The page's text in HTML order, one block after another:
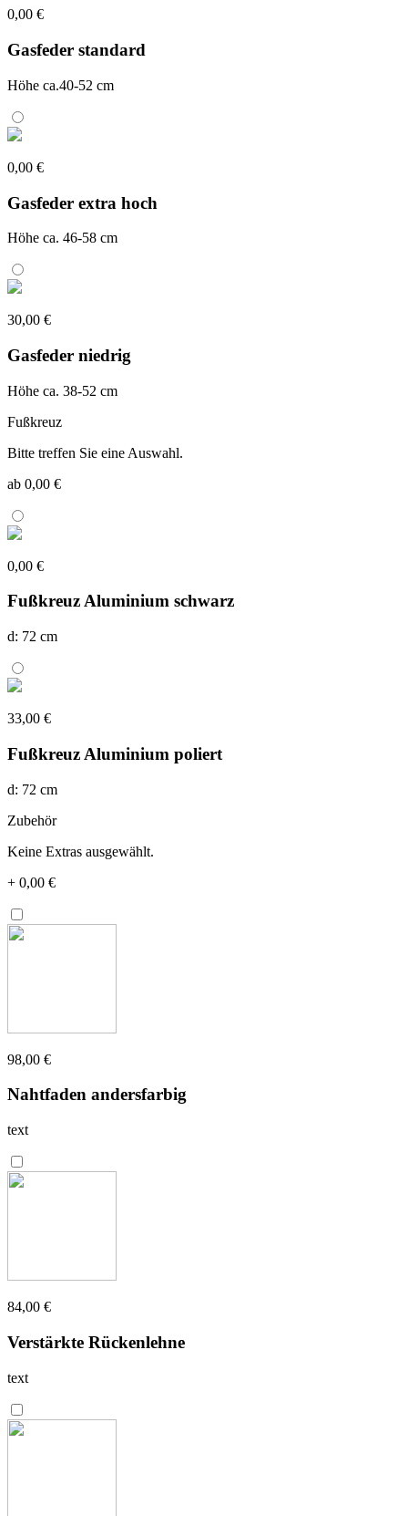
0,00 €
Gasfeder standard
Höhe ca.40-52 cm
0,00 €
Gasfeder extra hoch
Höhe ca. 46-58 cm
30,00 €
Gasfeder niedrig
Höhe ca. 38-52 cm
Fußkreuz
Bitte treffen Sie eine Auswahl.
ab 0,00 €
0,00 €
Fußkreuz Aluminium schwarz
d: 72 cm
33,00 €
Fußkreuz Aluminium poliert
d: 72 cm
Zubehör
Keine Extras ausgewählt.
+ 0,00 €
98,00 €
Nahtfaden andersfarbig
text
84,00 €
Verstärkte Rückenlehne
text